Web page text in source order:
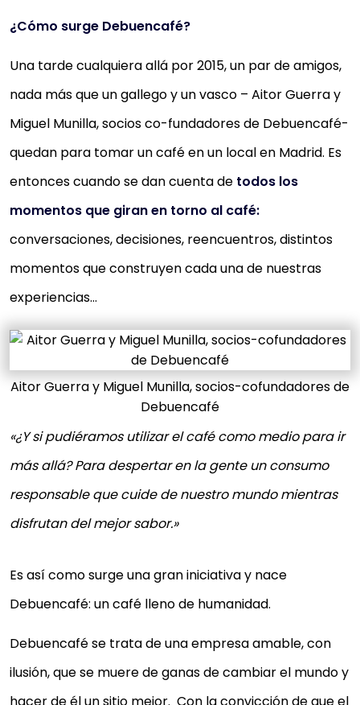
¿Cómo surge Debuencafé?
Una tarde cualquiera allá por 2015, un par de amigos,
nada más que un gallego y un vasco – Aitor Guerra y
Miguel Munilla, socios co-fundadores de Debuencafé-
quedan para tomar un café en un local en Madrid. Es
entonces cuando se dan cuenta de todos los
momentos que giran en torno al café:
conversaciones, decisiones, reencuentros, distintos
momentos que construyen cada una de nuestras
experiencias…
Aitor Guerra y Miguel Munilla, socios-cofundadores de
Debuencafé
«¿Y si pudiéramos utilizar el café como medio para ir
más allá? Para despertar en la gente un consumo
responsable que cuide de nuestro mundo mientras
disfrutan del mejor sabor.»
Es así como surge una gran iniciativa y nace
Debuencafé: un café lleno de humanidad.
Debuencafé se trata de una empresa amable, con
ilusión, que se muere de ganas de cambiar el mundo y